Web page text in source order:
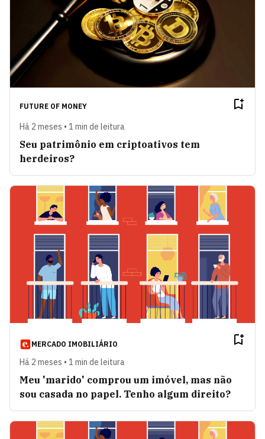
FUTURE OF MONEY
Há 2 meses • 1 min de leitura
Seu patrimônio em criptoativos tem
herdeiros?
MERCADO IMOBILIÁRIO
Há 2 meses • 1 min de leitura
Meu 'marido' comprou um imóvel, mas não
sou casada no papel. Tenho algum direito?